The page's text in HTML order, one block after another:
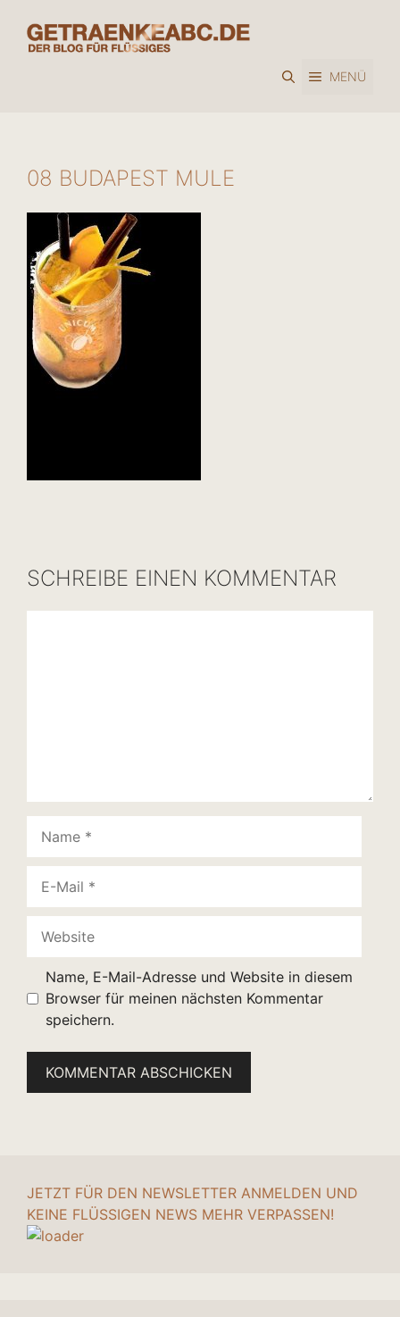
Inhalt
springen
MENÜ
08 BUDAPEST MULE
SCHREIBE EINEN KOMMENTAR
Mail
Name, E-Mail-Adresse und Website in diesem
Browser für meinen nächsten Kommentar
speichern.
JETZT FÜR DEN NEWSLETTER ANMELDEN UND
KEINE FLÜSSIGEN NEWS MEHR VERPASSEN!